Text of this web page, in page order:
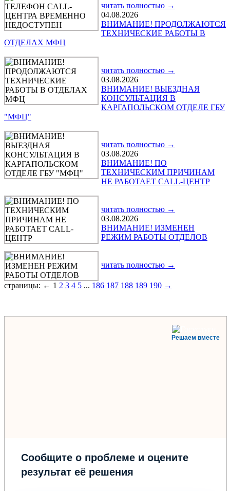
читать полностью →
04.08.2026
ВНИМАНИЕ! ПРОДОЛЖАЮТСЯ
ТЕХНИЧЕСКИЕ РАБОТЫ В
ОТДЕЛАХ МФЦ
читать полностью →
03.08.2026
ВНИМАНИЕ! ВЫЕЗДНАЯ
КОНСУЛЬТАЦИЯ В
КАРГАПОЛЬСКОМ ОТДЕЛЕ ГБУ
"МФЦ"
читать полностью →
03.08.2026
ВНИМАНИЕ! ПО
ТЕХНИЧЕСКИМ ПРИЧИНАМ
НЕ РАБОТАЕТ CALL-ЦЕНТР
читать полностью →
03.08.2026
ВНИМАНИЕ! ИЗМЕНЕН
РЕЖИМ РАБОТЫ ОТДЕЛОВ
читать полностью →
страницы: ← 1 2 3 4 5 ... 186 187 188 189 190 →
Решаем вместе
Сообщите о проблеме и оцените
результат её решения